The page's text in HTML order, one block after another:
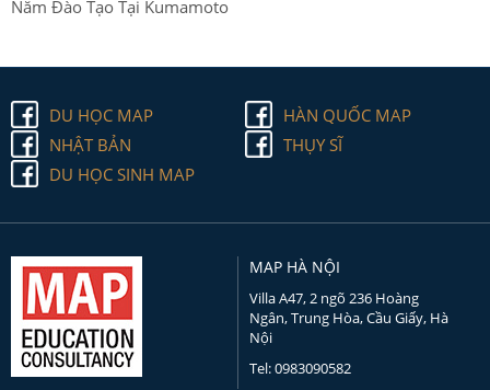
Năm Đào Tạo Tại Kumamoto
DU HỌC MAP
HÀN QUỐC MAP
NHẬT BẢN
THỤY SĨ
DU HỌC SINH MAP
MAP HÀ NỘI
Villa A47, 2 ngõ 236 Hoàng
Ngân, Trung Hòa, Cầu Giấy, Hà
Nội
Tel: 0983090582